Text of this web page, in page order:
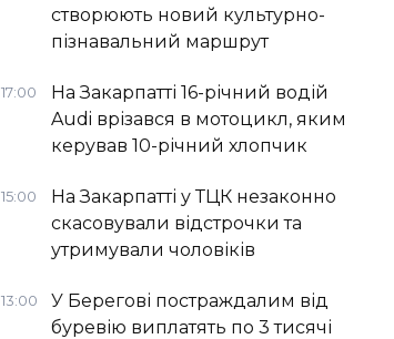
створюють новий культурно-
пізнавальний маршрут
17:00
На Закарпатті 16-річний водій
Audi врізався в мотоцикл, яким
керував 10-річний хлопчик
15:00
На Закарпатті у ТЦК незаконно
скасовували відстрочки та
утримували чоловіків
13:00
У Берегові постраждалим від
буревію виплатять по 3 тисячі